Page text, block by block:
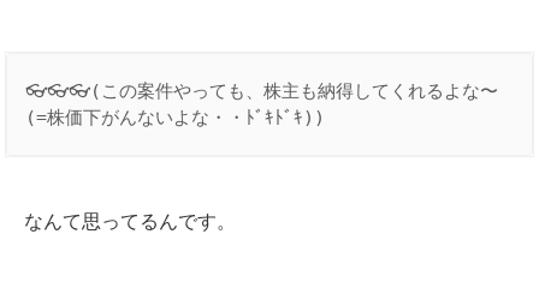
👓👓👓(この案件やっても、株主も納得してくれるよな〜
(=株価下がんないよな・・ﾄﾞｷﾄﾞｷ))
なんて思ってるんです。